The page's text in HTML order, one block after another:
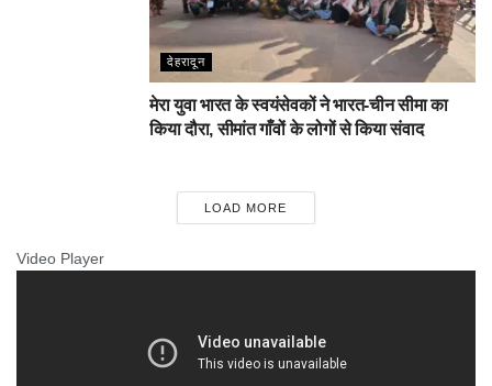
देहरादून
मेरा युवा भारत के स्वयंसेवकों ने भारत-चीन सीमा का
किया दौरा, सीमांत गाँवों के लोगों से किया संवाद
LOAD MORE
Video Player